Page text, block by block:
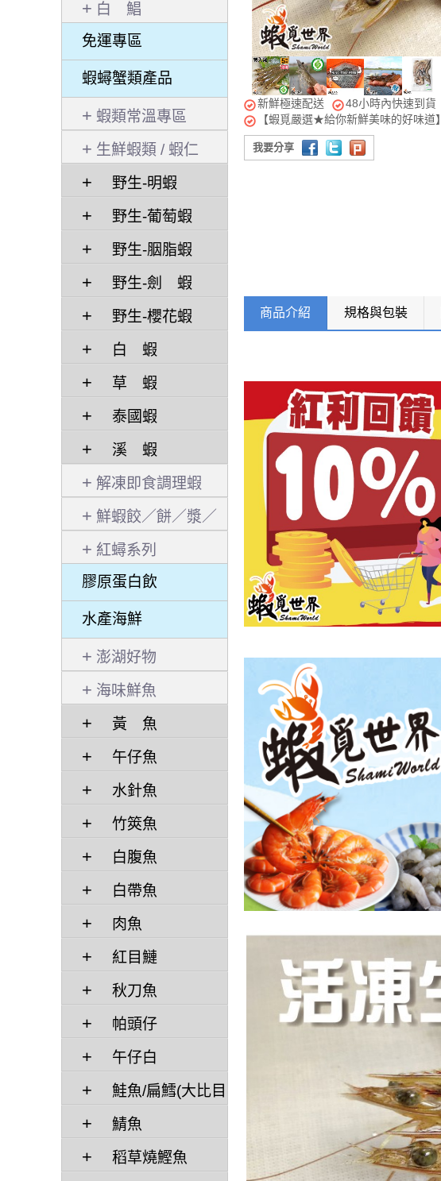
白 鯧
免運專區
蝦蟳蟹類產品
蝦類常溫專區
生鮮蝦類 / 蝦仁
野生-明蝦
野生-葡萄蝦
野生-胭脂蝦
野生-劍 蝦
野生-櫻花蝦
白 蝦
草 蝦
泰國蝦
溪 蝦
解凍即食調理蝦
鮮蝦餃／餅／漿／
捲／粉
紅蟳系列
膠原蛋白飲
水產海鮮
澎湖好物
海味鮮魚
黃 魚
午仔魚
水針魚
竹筴魚
白腹魚
白帶魚
肉魚
紅目鰱
秋刀魚
帕頭仔
午仔白
鮭魚/扁鱈(大比目
魚)
鯖魚
稻草燒鰹魚
新鮮極速配送
48小時內快速到貨
【蝦覓嚴選★給你新鮮美味的好味道】
我要分享
商品介紹 規格與包裝